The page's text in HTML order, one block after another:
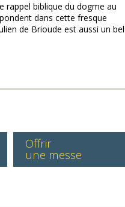
rappel biblique du dogme au
dans cette fresque
de Brioude est aussi un bel
Offrir
une messe